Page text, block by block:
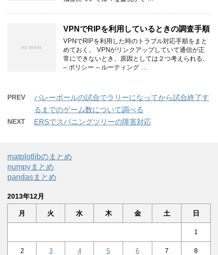
VPNでRIPを利用しているときの調査手順
VPNでRIPを利用した時のトラブル対応手順をまと
めておく。 VPNがリンクアップしていて通信が正
常にできないとき、原因としては２つ考えられる。
– ポリシー – ルーティング …
PREV
バレーボールの試合でラリーになってから試合終了す
るまでのゲーム数について調べる
NEXT ERSでスパニングツリーの障害対応
matplotlibのまとめ
numpyまとめ
pandasまとめ
2013年12月
月 火 水 木 金 土 日
1
2 3 4 5 6 7 8